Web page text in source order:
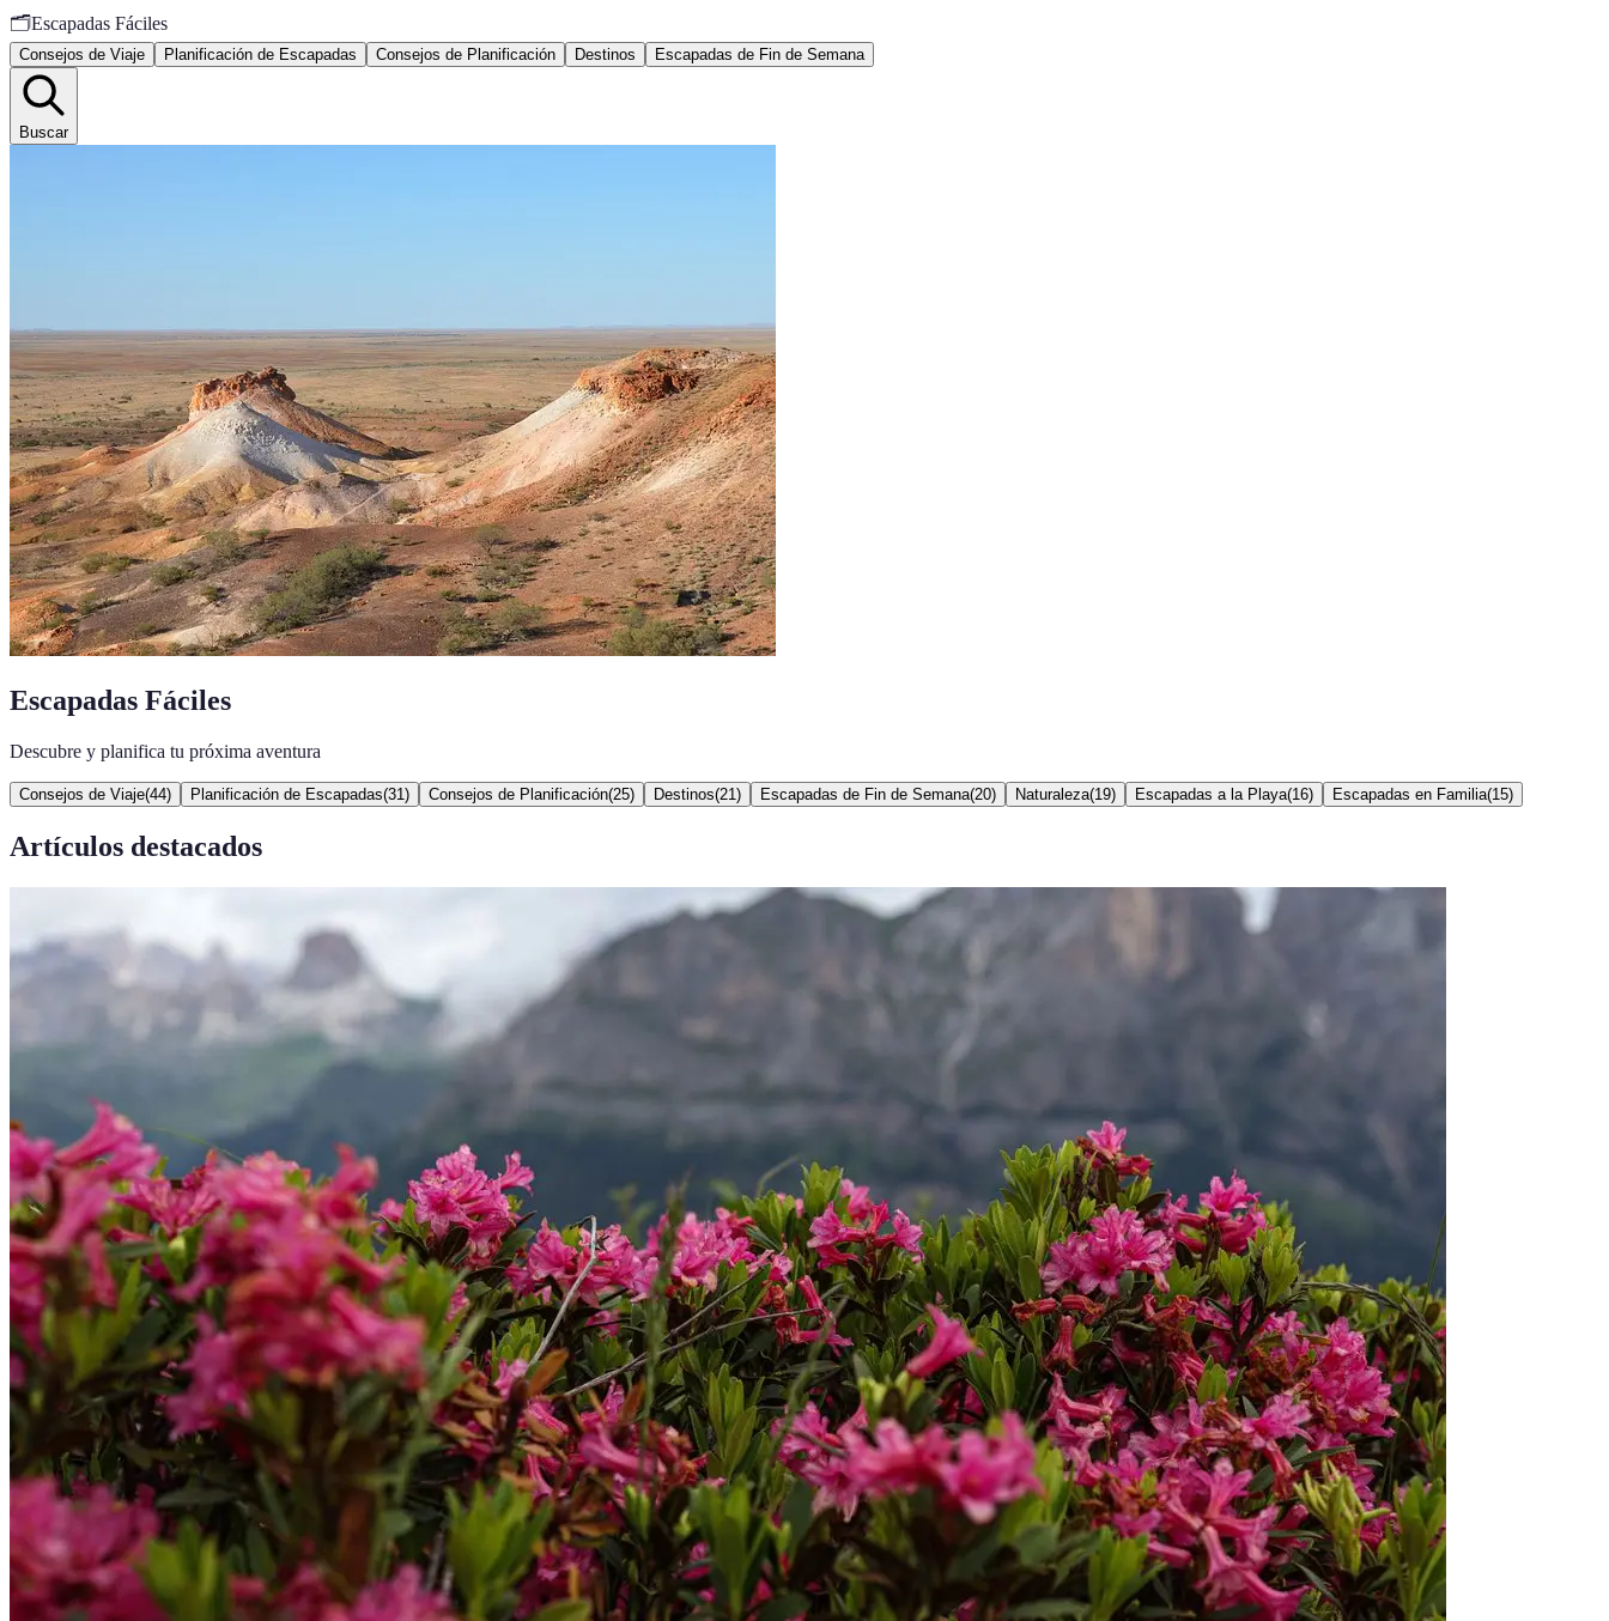
🗂️Escapadas Fáciles
Consejos de Viaje Planificación de Escapadas Consejos de Planificación Destinos Escapadas de Fin de Semana
Buscar
Escapadas Fáciles
Descubre y planifica tu próxima aventura
Consejos de Viaje(44) Planificación de Escapadas(31 ) Consejos de Planificación(25) Destinos(21 ) Escapadas de Fin de Semana(20) Naturaleza(19) Escapadas a la Playa(16) Escapadas en Familia(15)
Artículos destacados